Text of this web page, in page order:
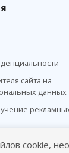
сайта на
данных
cookie,